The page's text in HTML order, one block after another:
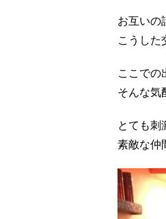
お互いの
こうした
ここでの
そんな気
とても刺
素敵な仲